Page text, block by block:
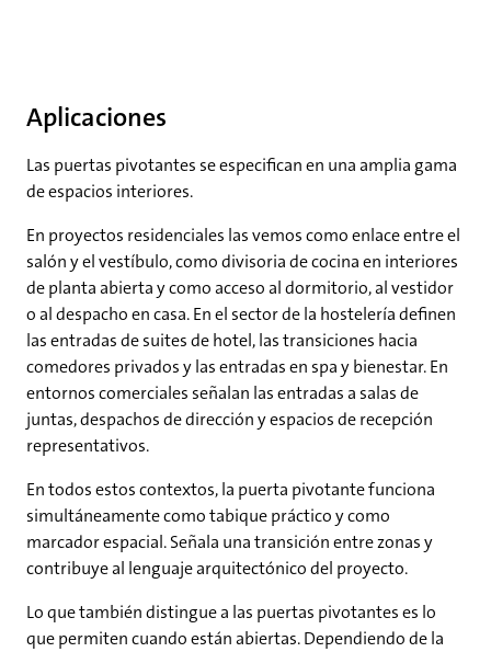
Aplicaciones
Las puertas pivotantes se especifican en una amplia gama
de espacios interiores.
En proyectos residenciales las vemos como enlace entre el
salón y el vestíbulo, como divisoria de cocina en interiores
de planta abierta y como acceso al dormitorio, al vestidor
o al despacho en casa. En el sector de la hostelería definen
las entradas de suites de hotel, las transiciones hacia
comedores privados y las entradas en spa y bienestar. En
entornos comerciales señalan las entradas a salas de
juntas, despachos de dirección y espacios de recepción
representativos.
En todos estos contextos, la puerta pivotante funciona
simultáneamente como tabique práctico y como
marcador espacial. Señala una transición entre zonas y
contribuye al lenguaje arquitectónico del proyecto.
Lo que también distingue a las puertas pivotantes es lo
que permiten cuando están abiertas. Dependiendo de la